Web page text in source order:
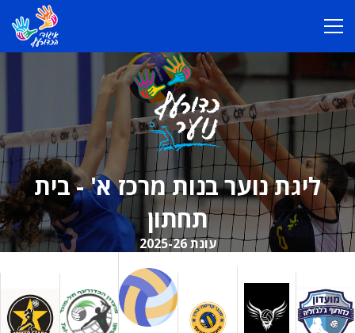
ליגת נוער בנות מרכז א' - בית
תחתון
עונת 2025-26